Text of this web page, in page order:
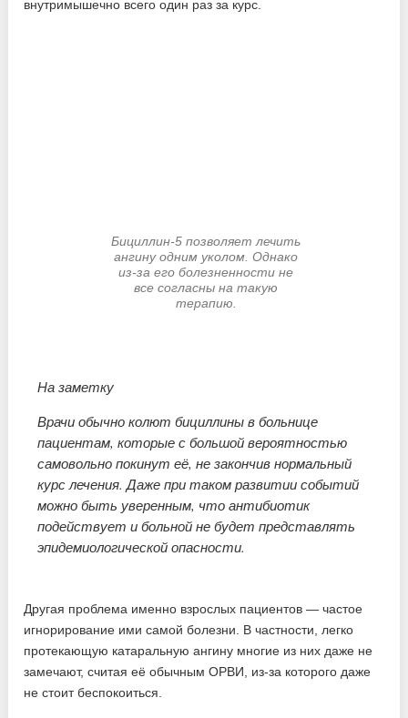
внутримышечно всего один раз за курс.
Бициллин-5 позволяет лечить
ангину одним уколом. Однако
из-за его болезненности не
все согласны на такую
терапию.
На заметку
Врачи обычно колют бициллины в больнице
пациентам, которые с большой вероятностью
самовольно покинут её, не закончив нормальный
курс лечения. Даже при таком развитии событий
можно быть уверенным, что антибиотик
подействует и больной не будет представлять
эпидемиологической опасности.
Другая проблема именно взрослых пациентов — частое
игнорирование ими самой болезни. В частности, легко
протекающую катаральную ангину многие из них даже не
замечают, считая её обычным ОРВИ, из-за которого даже
не стоит беспокоиться.